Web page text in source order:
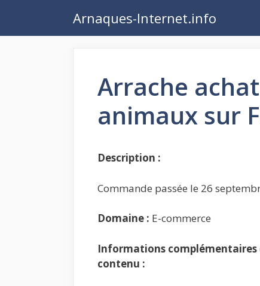
contenu
Arnaques-Internet.info
Arrache
animaux sur
Description :
Commande passée le 26
Domaine : E-commerce
Informations complémentaires
contenu :